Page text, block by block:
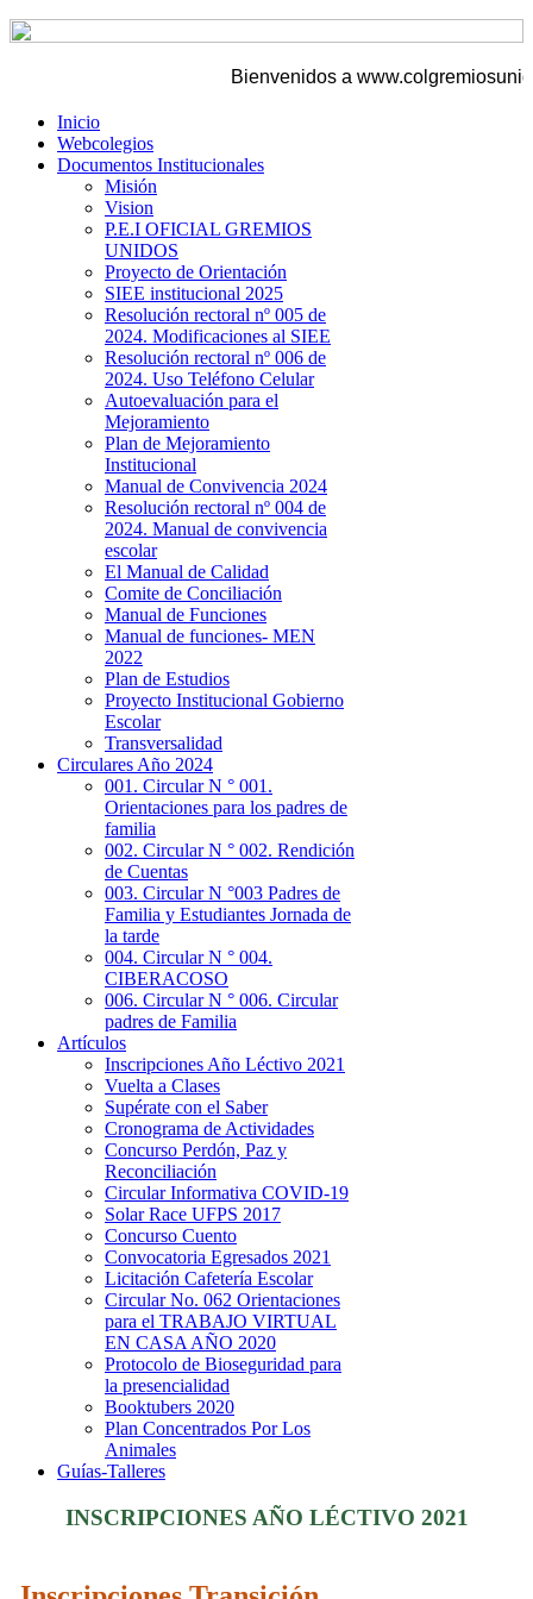
Bienvenidos a
Inicio
Webcolegios
Documentos Institucionales
Misión
Vision
P.E.I OFICIAL GREMIOS
UNIDOS
Proyecto de Orientación
SIEE institucional 2025
Resolución rectoral nº 005 de
2024. Modificaciones al SIEE
Resolución rectoral nº 006 de
2024. Uso Teléfono Celular
Autoevaluación para el
Mejoramiento
Plan de Mejoramiento
Institucional
Manual de Convivencia 2024
Resolución rectoral nº 004 de
2024. Manual de convivencia
escolar
El Manual de Calidad
Comite de Conciliación
Manual de Funciones
Manual de funciones- MEN
2022
Plan de Estudios
Proyecto Institucional Gobierno
Escolar
Transversalidad
Circulares Año 2024
001. Circular N ° 001.
Orientaciones para los padres de
familia
002. Circular N ° 002. Rendición
de Cuentas
003. Circular N °003 Padres de
Familia y Estudiantes Jornada de
la tarde
004. Circular N ° 004.
CIBERACOSO
006. Circular N ° 006. Circular
padres de Familia
Artículos
Inscripciones Año Léctivo 2021
Vuelta a Clases
Supérate con el Saber
Cronograma de Actividades
Concurso Perdón, Paz y
Reconciliación
Circular Informativa COVID-19
Solar Race UFPS 2017
Concurso Cuento
Convocatoria Egresados 2021
Licitación Cafetería Escolar
Circular No. 062 Orientaciones
para el TRABAJO VIRTUAL
EN CASA AÑO 2020
Protocolo de Bioseguridad para
la presencialidad
Booktubers 2020
Plan Concentrados Por Los
Animales
Guías-Talleres
INSCRIPCIONES AÑO LÉCTIVO 2021